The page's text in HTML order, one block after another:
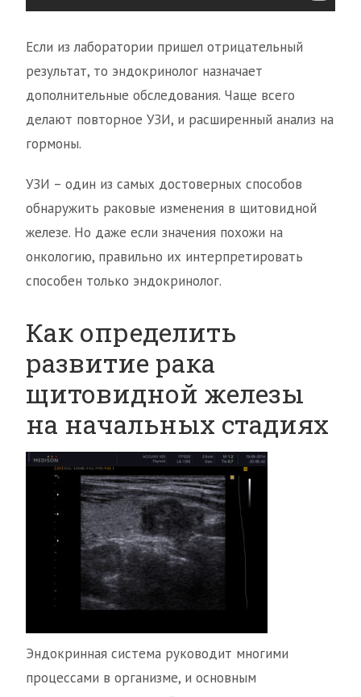
Если из лаборатории пришел отрицательный
результат, то эндокринолог назначает
дополнительные обследования. Чаще всего
делают повторное УЗИ, и расширенный анализ на
гормоны.
УЗИ – один из самых достоверных способов
обнаружить раковые изменения в щитовидной
железе. Но даже если значения похожи на
онкологию, правильно их интерпретировать
способен только эндокринолог.
Как определить
развитие рака
щитовидной железы
на начальных стадиях
Эндокринная система руководит многими
процессами в организме, и основным